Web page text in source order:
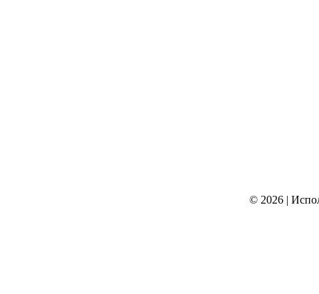
© 2026|